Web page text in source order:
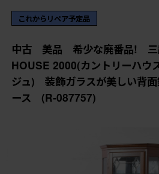
具 COUNTRY HOUSE 2000(カン
Brugge(ブルージュ) 装飾ガラスが美
キュリオケース (R-087757)
ラフジュ工房 > ガラスケース・シ
形ショーケース > 中古 美品 希少な廃番品! 三越家
具 COUNTRY HOUSE 2000(カン
Brugge(ブルージュ) 装飾ガラスが
キュリオケース (R-087757)
これからリペア予定品
中古 美品 希少な廃番品!
HOUSE 2000(カントリーハ
ジュ) 装飾ガラスが美しい背
ース (R-087757)